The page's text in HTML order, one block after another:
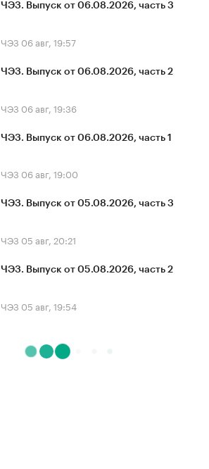
ЧЭЗ. Выпуск от 06.08.2026, часть 3
ЧЭЗ 06 авг, 19:57
ЧЭЗ. Выпуск от 06.08.2026, часть 2
ЧЭЗ 06 авг, 19:36
ЧЭЗ. Выпуск от 06.08.2026, часть 1
ЧЭЗ 06 авг, 19:00
ЧЭЗ. Выпуск от 05.08.2026, часть 3
ЧЭЗ 05 авг, 20:21
ЧЭЗ. Выпуск от 05.08.2026, часть 2
ЧЭЗ 05 авг, 19:54